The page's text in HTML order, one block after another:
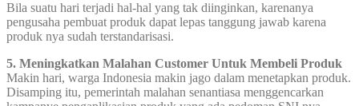
Bila suatu hari terjadi hal-hal yang tak diinginkan, karenanya
pengusaha pembuat produk dapat lepas tanggung jawab karena
produk nya sudah terstandarisasi.
5. Meningkatkan Malahan Customer Untuk Membeli Produk
Makin hari, warga Indonesia makin jago dalam menetapkan produk.
Disamping itu, pemerintah malahan senantiasa menggencarkan